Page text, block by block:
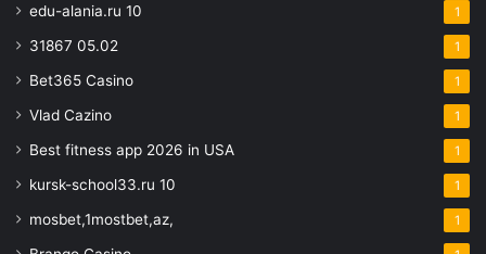
edu-alania.ru 10 1
31867 05.02 1
Bet365 Casino 1
Vlad Cazino 1
Best fitness app 2026 in USA 1
kursk-school33.ru 10 1
mosbet,1mostbet,az, 1